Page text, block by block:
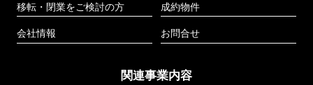
移転・閉業をご検討の方
会社情報
成約物件
お問合せ
関連事業内容